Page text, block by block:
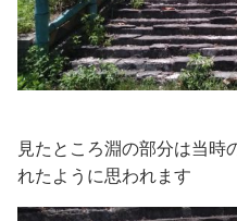
見たところ淵の部分は当時
れたように思われます